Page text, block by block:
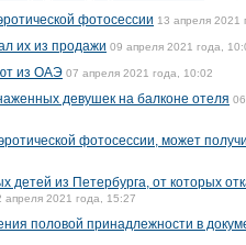
фотосессии 13 апреля 2021
их из продажи 09 апреля 2021 года,
из ОАЭ 07 апреля 2021 года, 10:02
девушек на балконе отеля
фотосессии, может
из Петербурга, от которых
апреля 2021 года, 15:27
половой принадлежности в